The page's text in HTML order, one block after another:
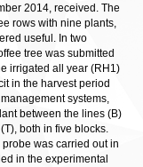
2014, received. The
rows with nine plants,
useful. In two
tree was submitted
irrigated all year (RH1)
in the harvest period
systems,
between the lines (B)
both in five blocks.
was carried out in
in the experimental